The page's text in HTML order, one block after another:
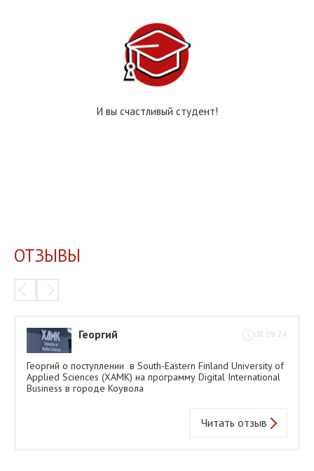
И вы счастливый студент!
ОТЗЫВЫ
Георгий 08.09.24
Георгий о поступлении в South-Eastern Finland University of
Applied Sciences (XAMK) на программу Digital International
Business в городе Коувола
Читать отзыв